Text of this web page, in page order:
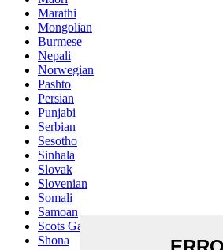
Marathi
Mongolian
Burmese
Nepali
Norwegian
Pashto
Persian
Punjabi
Serbian
Sesotho
Sinhala
Slovak
Slovenian
Somali
Samoan
Scots Gaelic
Shona